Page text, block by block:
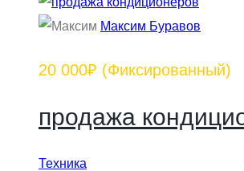
Максим Буравов
20 000₽ (Фиксированный)
продажа
Техника